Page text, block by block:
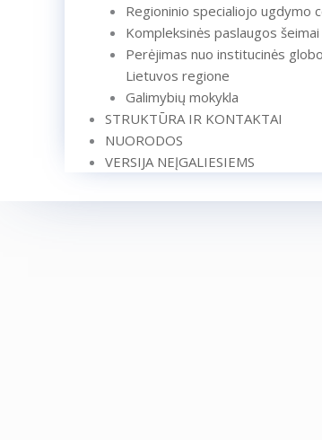
Regioninio specialiojo ugdymo
Kompleksinės paslaugos
Perėjimas nuo institucinės
Lietuvos regione
Galimybių mokykla
STRUKTŪRA IR KONTAKTAI
NUORODOS
VERSIJA NEĮGALIESIEMS